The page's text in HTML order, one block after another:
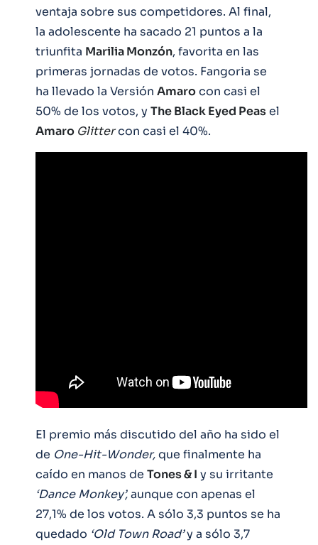
ventaja sobre sus competidores. Al final,
la adolescente ha sacado 21 puntos a la
triunfita Marilia Monzón, favorita en las
primeras jornadas de votos. Fangoria se
ha llevado la Versión Amarocon casi el
50% de los votos, y The Black Eyed Peasel
Amaro Glittercon casi el 40%.
El premio más discutido del año ha sido el
de One-Hit-Wonder,que finalmente ha
caído en manos de Tones & I y su irritante
‘Dance Monkey’,aunque con apenas el
27,1% de los votos. A sólo 3,3 puntos se ha
quedado ‘Old Town Road’y a sólo 3,7